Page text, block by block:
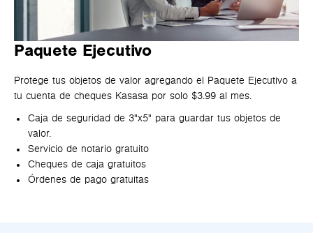
Paquete Ejecutivo
Protege tus objetos de valor agregando el Paquete Ejecutivo a
tu cuenta de cheques Kasasa por solo $3.99 al mes.
Caja de seguridad de 3"x5" para guardar tus objetos de
valor.
Servicio de notario gratuito
Cheques de caja gratuitos
Órdenes de pago gratuitas